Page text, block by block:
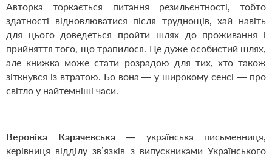
Авторка торкається питання резильєнтності, тобто
здатності відновлюватися після труднощів, хай навіть
для цього доведеться пройти шлях до проживання і
прийняття того, що трапилося. Це дуже особис­тий шлях,
але книжка може стати розрадою для тих, хто також
зіткнувся із втратою. Бо вона — у широкому сенсі — про
світло у найтемніші часи.
Вероніка Карачевська— українська письменниця,
керівниця відділу зв’язків з випускниками Українського